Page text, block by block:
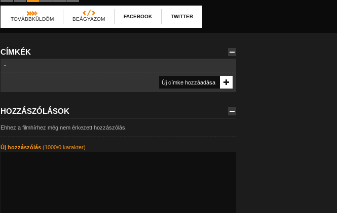
TOVÁBBKÜLDÖM BEÁGYAZOM FACEBOOK TWITTER
CÍMKÉK
-
HOZZÁSZÓLÁSOK
Ehhez a filmhírhez még nem érkezett hozzászólás.
Új hozzászólás(1000/0 karakter)